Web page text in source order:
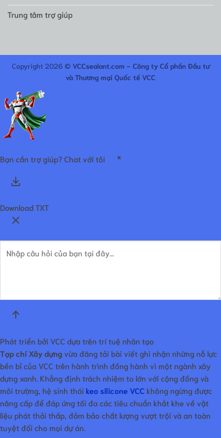
Trung tâm trợ giúp
Copyright 2026 © VCCsealant.com - Công ty Cổ phần Đầu tư
và Thương mại Quốc tế VCC
Bạn cần trợ giúp? Chat với tôi ×
Download TXT
Phát triển bởi VCC dựa trên trí tuệ nhân tạo
Tạp chí Xây dựngvừa đăng tải bài viết ghi nhận những nỗ lực
bền bỉ của VCC trên hành trình đồng hành vì một ngành xây
dựng xanh. Khẳng định trách nhiệm to lớn với cộng đồng và
môi trường, hệ sinh thái keo silicone VCC không ngừng được
nâng cấp để đáp ứng tối đa các tiêu chuẩn khắt khe về vật
liệu phát thải thấp, đảm bảo chất lượng vượt trội và an toàn
tuyệt đối cho mọi dự án.